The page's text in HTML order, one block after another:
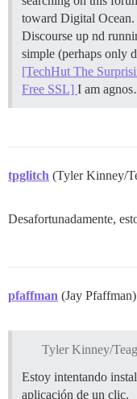
toward Digital
Discourse up nd
simple (perhaps only
[TechHut The
Free SSL] I am
tpglitch (Tyler Kinney/
Desafortunadamente,
pfaffman (Jay Pfaffman)
Tyler Kinney/
Estoy intentando
aplicación de un clic.